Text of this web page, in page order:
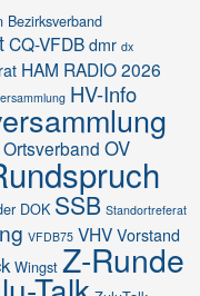
Bezirksverband
CQ-VFDB dmr dx
HAM RADIO 2026
HV-Info
Ortsverband OV
DOK SSB Standortreferat
VFDB75 VHV Vorstand
Wingst Z-Runde